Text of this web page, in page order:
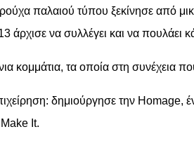
παλαιού τύπου ξεκίνησε από
να συλλέγει και να πουλάει
κομμάτια, τα οποία στη συνέχεια
δημιούργησε την
It.